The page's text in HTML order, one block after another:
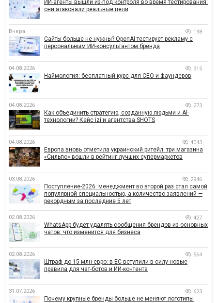
ИИ-агенты вышли из-под контроля во время тестирования:
они атаковали реальные цели
Вчера 198
Сайты больше не нужны? OpenAI тестирует рекламу с
персональным ИИ-консультантом бренда
04.08.2026 315
Наймология: бесплатный курс для CEO и фаундеров
04.08.2026 273
Как объединить стратегию, созданную людьми и AI-
технологии? Кейс izi и агентства SHOTS
04.08.2026 4043
Европа вновь отметила украинский ритейл: три магазина
«Сильпо» вошли в рейтинг лучших супермаркетов
03.08.2026 2946
Поступление-2026: менеджмент во второй раз стал самой
популярной специальностью, а количество заявлений —
рекордным за последние 5 лет
02.08.2026 427
WhatsApp будет удалять сообщения брендов из основных
чатов: что изменится для бизнеса
02.08.2026 564
Штраф до 15 млн евро: в ЕС вступили в силу новые
правила для чат-ботов и ИИ-контента
31.07.2026 623
Почему крупные бренды больше не меняют логотипы